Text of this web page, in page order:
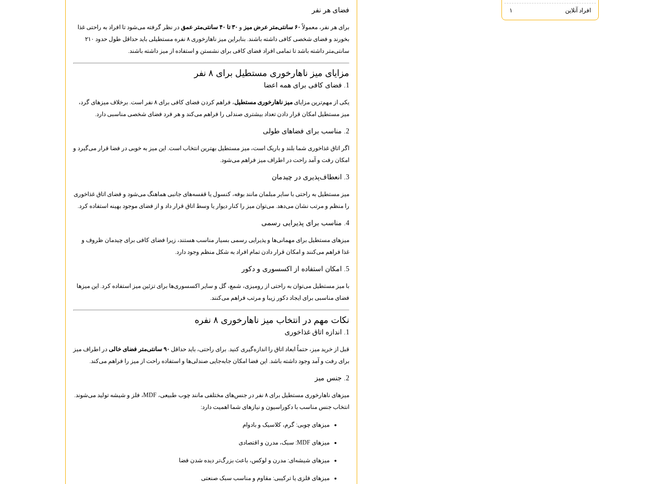
فضای هر نفر
برای هر نفر، معمولاً ۶۰ سانتی‌متر عرض میز و ۳۰ تا ۴۰ سانتی‌متر عمق
در نظر گرفته می‌شود تا افراد به راحتی غذا
بخورند و فضای شخصی کافی داشته باشند. بنابراین میز ناهارخوری ۸ نفره مستطیلی باید حداقل طول حدود ۲۱۰
سانتی‌متر داشته باشد تا تمامی افراد فضای کافی برای نشستن و استفاده از میز داشته باشند.
مزایای میز ناهارخوری مستطیل برای ۸ نفر
1. فضای کافی برای همه اعضا
یکی از مهم‌ترین مزایای میز ناهارخوری مستطیل
، فراهم کردن فضای کافی برای ۸ نفر است. برخلاف میزهای گرد،
میز مستطیل امکان قرار دادن تعداد بیشتری صندلی را فراهم می‌کند و هر فرد فضای شخصی مناسبی دارد.
2. مناسب برای فضاهای طولی
اگر اتاق غذاخوری شما بلند و باریک است، میز مستطیل بهترین انتخاب است. این میز به خوبی در فضا قرار می‌گیرد و
امکان رفت و آمد راحت در اطراف میز فراهم می‌شود.
3. انعطاف‌پذیری در چیدمان
میز مستطیل به راحتی با سایر مبلمان مانند بوفه، کنسول یا قفسه‌های جانبی هماهنگ می‌شود و فضای اتاق غذاخوری
را منظم و مرتب نشان می‌دهد. می‌توان میز را کنار دیوار یا وسط اتاق قرار داد و از فضای موجود بهینه استفاده کرد.
4. مناسب برای پذیرایی رسمی
میزهای مستطیل برای مهمانی‌ها و پذیرایی رسمی بسیار مناسب هستند، زیرا فضای کافی برای چیدمان ظروف و
غذا فراهم می‌کنند و امکان قرار دادن تمام افراد به شکل منظم وجود دارد.
5. امکان استفاده از اکسسوری و دکور
با میز مستطیل می‌توان به راحتی از رومیزی، شمع، گل و سایر اکسسوری‌ها برای تزئین میز استفاده کرد. این میزها
فضای مناسبی برای ایجاد دکور زیبا و مرتب فراهم می‌کنند.
نکات مهم در انتخاب میز ناهارخوری ۸ نفره
1. اندازه اتاق غذاخوری
قبل از خرید میز، حتماً ابعاد اتاق را اندازه‌گیری کنید. برای راحتی، باید حداقل ۹۰ سانتی‌متر فضای خالی
در اطراف میز
برای رفت و آمد وجود داشته باشد. این فضا امکان جابه‌جایی صندلی‌ها و استفاده راحت از میز را فراهم می‌کند.
2. جنس میز
میزهای ناهارخوری مستطیل برای ۸ نفر در جنس‌های مختلفی مانند چوب طبیعی، MDF، فلز و شیشه تولید می‌شوند.
انتخاب جنس مناسب با دکوراسیون و نیازهای شما اهمیت دارد:
میزهای چوبی: گرم، کلاسیک و بادوام
میزهای MDF: سبک، مدرن و اقتصادی
میزهای شیشه‌ای: مدرن و لوکس، باعث بزرگ‌تر دیده شدن فضا
میزهای فلزی یا ترکیبی: مقاوم و مناسب سبک صنعتی
افراد آنلاین ۱